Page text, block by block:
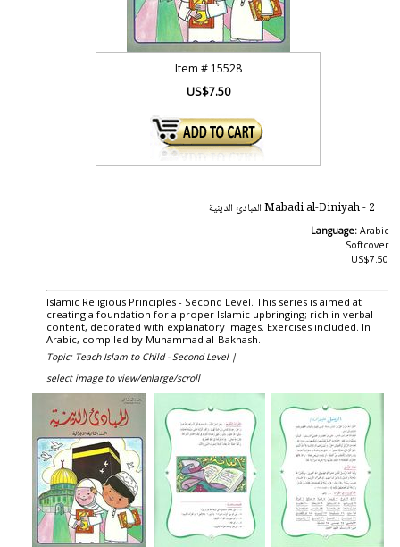
Item # 15528
US$7.50
Mabadi al-Diniyah - 2 المبادئ الدينية
Language: Arabic
Softcover
US$7.50
Islamic Religious Principles - Second Level. This series is aimed at
creating a foundation for a proper Islamic upbringing; rich in verbal
content, decorated with explanatory images. Exercises included. In
Arabic, compiled by Muhammad al-Bakhash.
Topic: Teach Islam to Child - Second Level |
select image to view/enlarge/scroll